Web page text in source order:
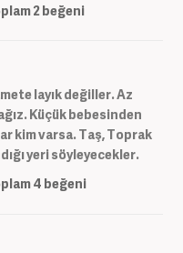
2beğeni
layık değiller. Az
Küçük bebesinden
kim varsa. Taş, Toprak
yeri söyleyecekler.
4 beğeni